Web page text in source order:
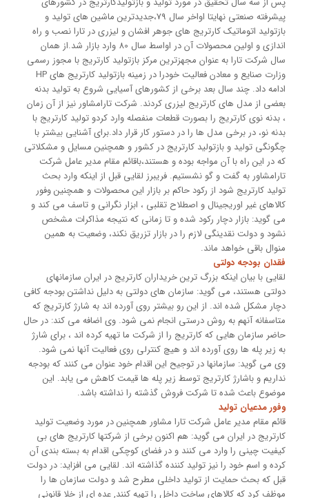
پیشرفته صنعتی نهایتا اواخر سال 79،جدیدترین ماشین های تولید و
بازتولید اتوماتیک کارتریج های جوهر افشان و لیزری در تارا نصب و راه
اندازی و اولین محصولات آن در اواسط سال 80 وارد بازار شد.از همان
سال شرکت تارا به عنوان مجهزترین مرکز بازتولید کارتریج با مجوز رسمی
وزارت صنایع و معادن فعالیت خودرا در زمینه بازتولید کارتریج های HP
ادامه داد. چند سال بعد برخی از کشورهای آسیایی شروع به تولید بدنه
بعضی از مدل های کارتریج لیزری کردند. شرکت تارامشاور نیز از آن زمان
، بدنه نوی کارتریج را بصورت قطعات منفصله وارد کردو تولید کارتریج با
بدنه نو، در برخی مدل ها را در دستور کار قرار داد.برای آشنایی بیشتر با
چگونگی تولید و بازتولید کارتریج در کشور و همچنین مسایل و مشکلاتی
که در این راه با آن مواجه بوده و هستند،باقائم مقام مدیر عامل شرکت
تارامشاور به گفت و گو نشستیم. فریبرز لقایی قبل از اینکه وارد بحث
تولید کارتریج شود از رکود حاکم بر بازار این محصولات و همچنین وفور
کالاهای غیر اوریجینال و اصطلاح تقلبی ، ابزار نگرانی و تاسف می کند و
می گوید: بازار دچار رکود شده و تا زمانی که نتیجه مذاکرات مشخص
نشود و دولت نقدینگی لازم را در بازار تزریق نکند، وضعیت به همین
منوال باقی خواهد ماند.
فقدان بودجه دولتی
لقایی با بیان اینکه بزرگ ترین خریداران کارتریج در ایران سازمانهای
دولتی هستند، می گوید: سازمان های دولتی به دلیل نداشتن بودجه کافی
دچار مشکل شده اند. از این رو بیشتر روی آورده اند به شارژ کارتریج که
متاسفانه آنهم به روش درستی انجام نمی شود. وی اضافه می کند: در حال
حاضر سازمان هایی که کارتریج را از شرکت ما تهیه کرده اند ، برای شارژ
به زیر پله ها روی آورده اند و هیچ کنترلی روی فعالیت آنها نمی شود.
وی می گوید: سازمانها در توجیح این اقدام خود عنوان می کنند که بودجه
نداریم و باشارژ کارتریج توسط زیر پله ها قیمت کاهش می یابد. این
موضوع باعث شده تا شرکت فروش گذشته را نداشته باشد.
وفور مدعیان تولید
قائم مقام مدیر عامل شرکت تارا مشاور همچنین در مورد وضعیت تولید
کارتریج در ایران می گوید: هم اکنون برخی از شرکتها کارتریج های بی
کیفیت چینی را وارد می کنند و در فضای کوچکی اقدام به بسته بندی آن
کرده و اسم خود را نیز تولید کننده گذاشته اند. لقایی می افزاید: در دولت
قبل که بحث حمایت از تولید داخلی مطرح شد و دولت سازمان ها را
موظف کرد که کالاهای ساخت داخل را تهیه کنند, عده ای از خلا قانونی